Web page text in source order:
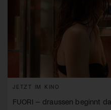
JETZT IM KINO
FUORI – draussen beginnt